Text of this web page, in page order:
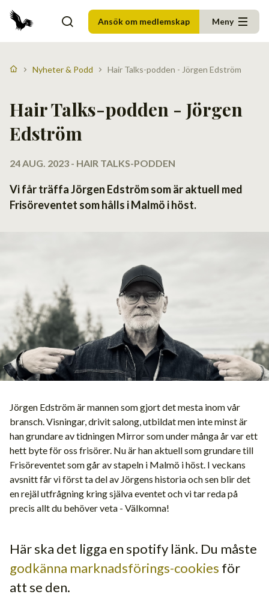
Ansök om medlemskap Meny
Nyheter & Podd Hair Talks-podden - Jörgen Edström
Hair Talks-podden - Jörgen
Edström
24 AUG. 2023 - HAIR TALKS-PODDEN
Vi får träffa Jörgen Edström som är aktuell med
Frisöreventet som hålls i Malmö i höst.
Jörgen Edström är mannen som gjort det mesta inom vår
bransch. Visningar, drivit salong, utbildat men inte minst är
han grundare av tidningen Mirror som under många år var ett
hett byte för oss frisörer. Nu är han aktuell som grundare till
Frisöreventet som går av stapeln i Malmö i höst. I veckans
avsnitt får vi först ta del av Jörgens historia och sen blir det
en rejäl utfrågning kring själva eventet och vi tar reda på
precis allt du behöver veta - Välkomna!
Här ska det ligga en spotify länk. Du måste
godkänna marknadsförings-cookies för
att se den.